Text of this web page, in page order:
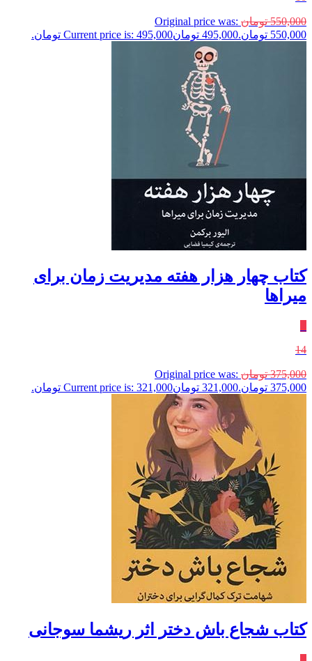
550,000 تومان Original price was:
550,000 تومان.
495,000 تومانCurrent price is: 495,000 تومان.
کتاب چهار هزار هفته مدیریت‌ زمان‌ برای‌
میراها
14
375,000 تومان Original price was:
375,000 تومان.
321,000 تومانCurrent price is: 321,000 تومان.
کتاب شجاع باش دختر اثر ریشما سوجانی